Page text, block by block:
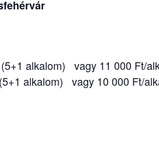
vagy 11 000 Ft/
alkalom) vagy 10 000 Ft/